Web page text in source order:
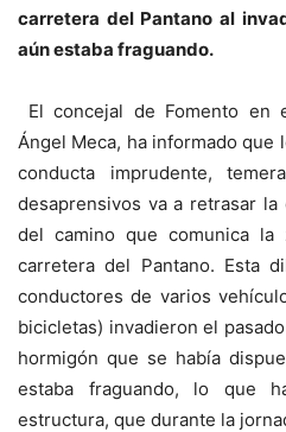
carretera del Pantano al
aún estaba fraguando.
El concejal de Fomento en
Ángel Meca, ha informado que
conducta imprudente,
desaprensivos va a retrasar
del camino que comunica
carretera del Pantano. Esta
conductores de varios
bicicletas) invadieron el
hormigón que se había
estaba fraguando, lo que
estructura, que durante la